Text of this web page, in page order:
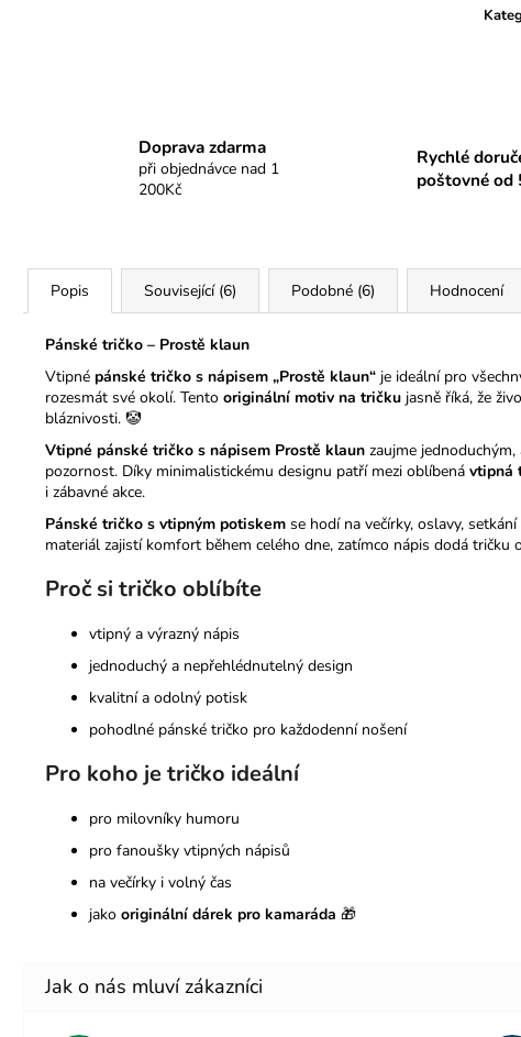
Doprava zdarma
při objednávce nad 1
200Kč
Rychlé
poštovné od
Popis Související (6) Podobné (6) Hodnocení
Pánské tričko – Prostě klaun
Vtipné pánské tričko s nápisem „Prostě klaun“ je ideální pro
rozesmát své okolí. Tento originální motiv na tričku jasně říká, že
bláznivosti. 🤡
Vtipné pánské tričko s nápisem Prostě klaun zaujme
pozornost. Díky minimalistickému designu patří mezi oblíbená vtipná
i zábavné akce.
Pánské tričko s vtipným potiskem se hodí na večírky, oslavy,
materiál zajistí komfort během celého dne, zatímco nápis dodá tričku
Proč si tričko oblíbíte
vtipný a výrazný nápis
jednoduchý a nepřehlédnutelný design
kvalitní a odolný potisk
pohodlné pánské tričko pro každodenní nošení
Pro koho je tričko ideální
pro milovníky humoru
pro fanoušky vtipných nápisů
na večírky i volný čas
jako originální dárek pro kamaráda 🎁